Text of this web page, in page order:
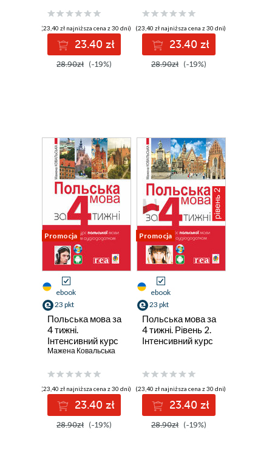
аудіододатком
(23,40 zł najniższa cena z 30 dni)
23.40 zł
28.90zł (-19%)
аудіододатком.
Рівень 2
(23,40 zł najniższa cena z 30 dni)
23.40 zł
28.90zł (-19%)
Promocja
ebook
23 pkt
Польська мова за
4 тижні.
Інтенсивний курс
польської мови з
аудіододатком
Мажена Ковальська
(23,40 zł najniższa cena z 30 dni)
23.40 zł
28.90zł (-19%)
Promocja
ebook
23 pkt
Польська мова за
4 тижні. Рівень 2.
Інтенсивний курс
аудіододатком
(23,40 zł najniższa cena z 30 dni)
23.40 zł
28.90zł (-19%)